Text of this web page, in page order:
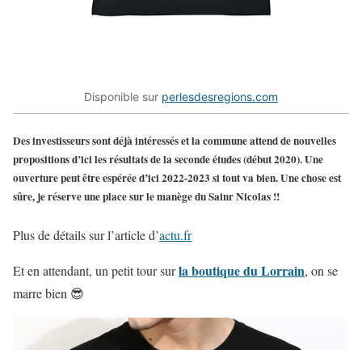
Disponible sur perlesdesregions.com
Des investisseurs sont déjà intéressés et la commune attend de nouvelles
propositions d’ici les résultats de la seconde études (début 2020). Une
ouverture peut être espérée d’ici 2022-2023 si tout va bien. Une chose est
sûre, je réserve une place sur le manège du Sainr Nicolas !!
Plus de détails sur l’article d’actu.fr
Et en attendant, un petit tour surla boutique du Lorrain, on se
marre bien 😎